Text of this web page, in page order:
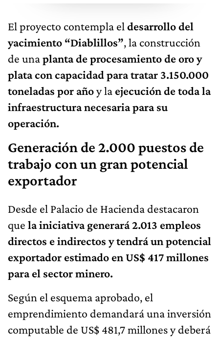
El proyecto contempla el desarrollo del
yacimiento “Diablillos”, la construcción
de unaplanta de procesamiento de oro y
plata con capacidad para tratar 3.150.000
toneladas por añoy la ejecución de toda la
infraestructura necesaria para su
operación.
Generación de 2.000 puestos de
trabajo con un gran potencial
exportador
Desde el Palacio de Hacienda destacaron
que la iniciativa generará 2.013 empleos
directos e indirectos y tendrá un potencial
exportador estimado en US$ 417 millones
para el sector minero.
Según el esquema aprobado, el
emprendimiento demandará una inversión
computable de US$ 481,7 millones y deberá